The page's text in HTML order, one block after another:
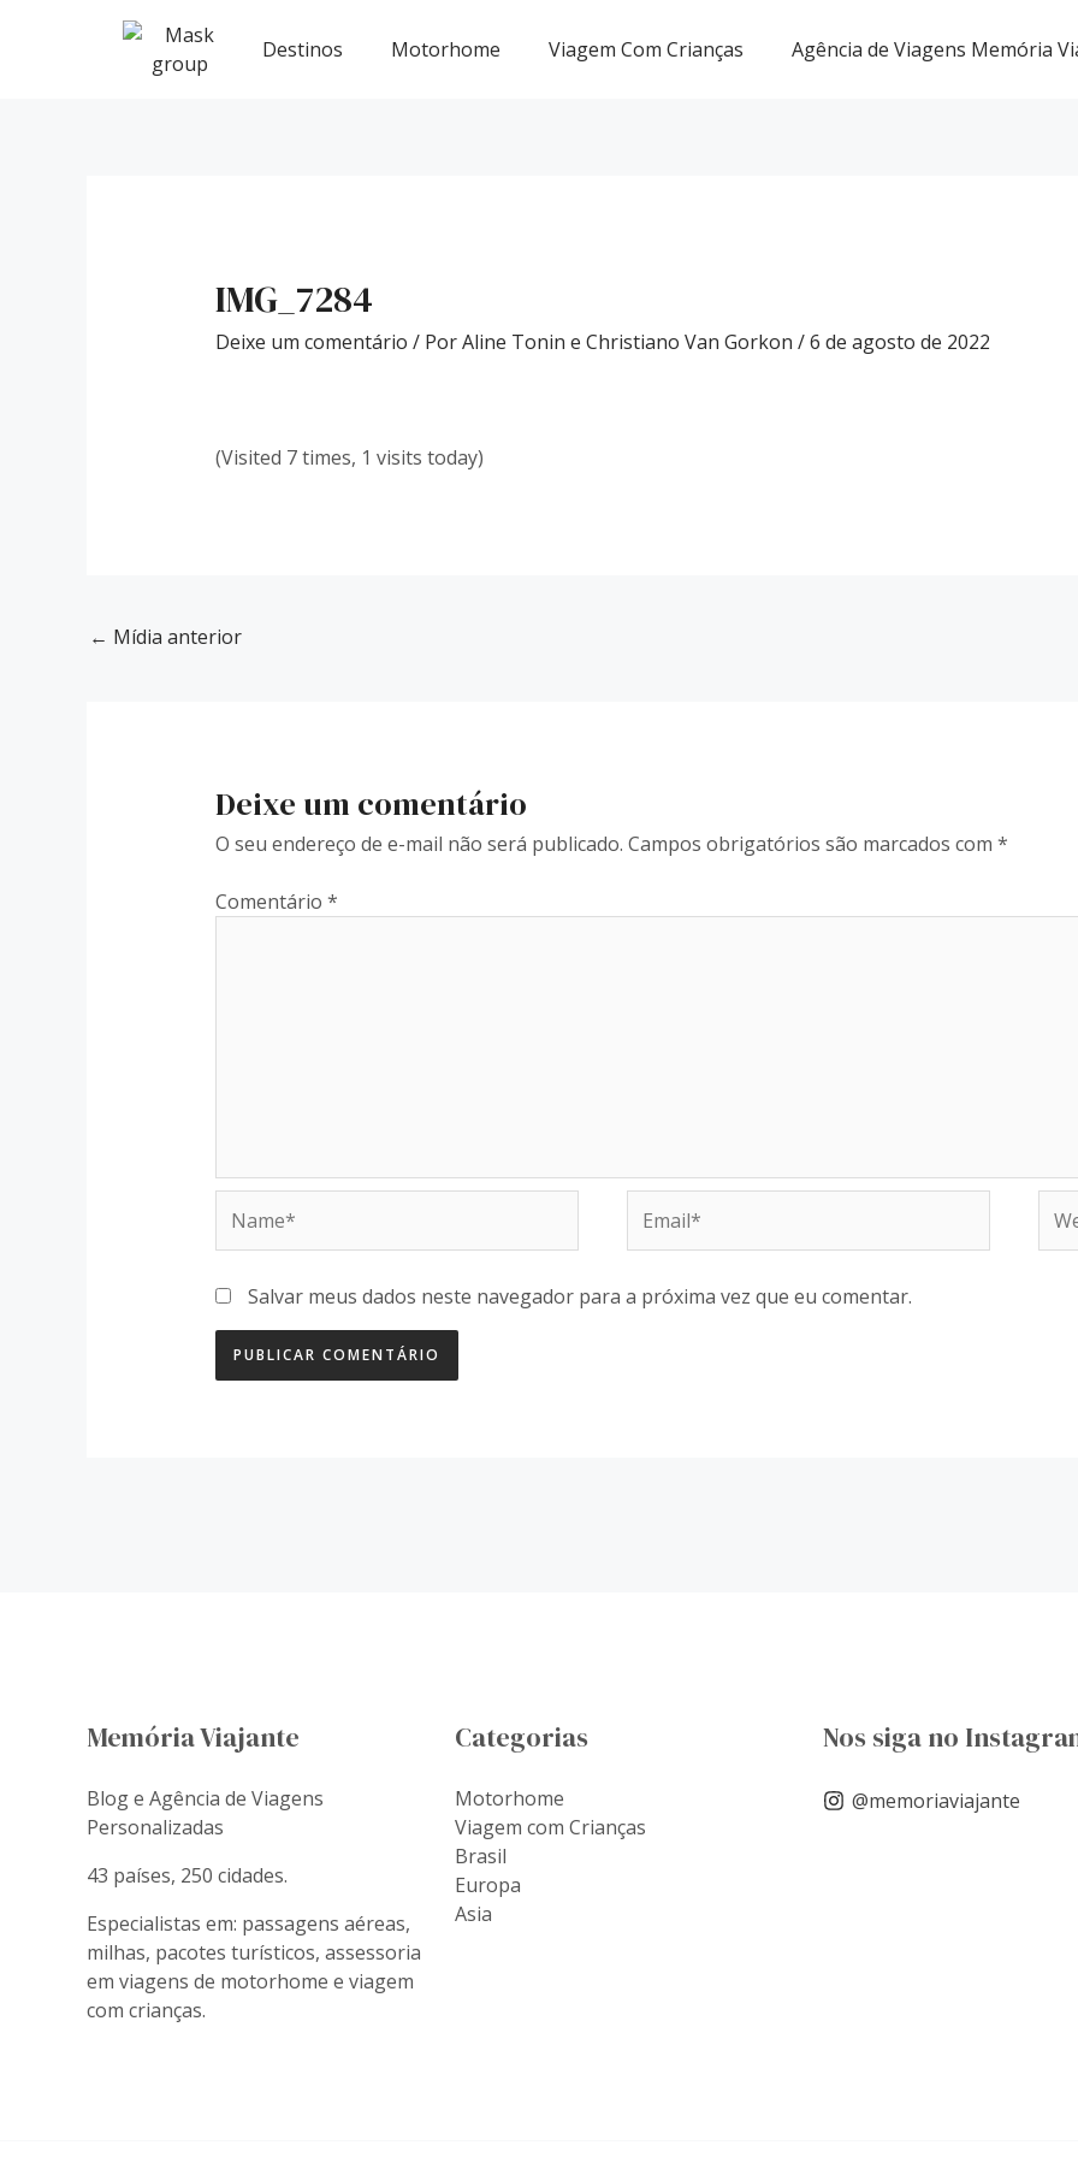
Destinos Motorhome Viagem Com Crianças Agência de Viagens Memória
IMG_7284
Deixe um comentário / PorAline Tonin e Christiano Van Gorkon /6 de agosto de 2022
(Visited 7 times, 1 visits today)
navigation
← Mídia anterior
Deixe um comentário
O seu endereço de e-mail não será publicado. Campos obrigatórios são marcados com *
Comentário *
Salvar meus dados neste navegador para a próxima vez que eu comentar.
Memória Viajante
Blog e Agência de Viagens
Personalizadas
43 países, 250 cidades.
Especialistas em: passagens aéreas,
milhas, pacotes turísticos, assessoria
em viagens de motorhome e viagem
com crianças.
Categorias
Motorhome
Viagem com Crianças
Brasil
Europa
Asia
Nos siga no
@memoriaviajante